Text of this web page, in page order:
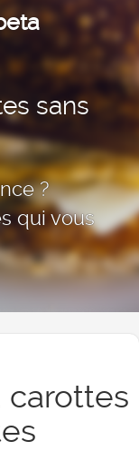
sans
?
qui vous
carottes